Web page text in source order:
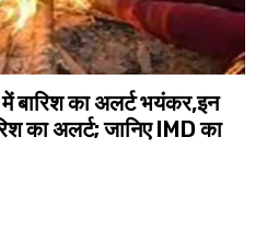
बारिश का अलर्ट भयंकर,इन
का अलर्ट; जानिए IMD का